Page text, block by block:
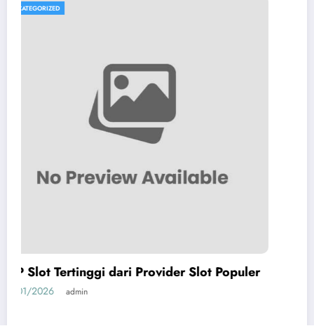
Populer
Slot Depo 10k: Pilihan Slot Gacor